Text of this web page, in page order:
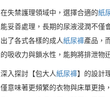
在失禁護理領域中，選擇合適的紙
能妥善處理，長期的尿液浸潤不僅
出了各式各樣的成人紙尿褲產品，
的吸收力與鎖水性，能夠將排泄物
深入探討【包大人紙尿褲】的設計
僅意味著更頻繁的衣物與床單更換